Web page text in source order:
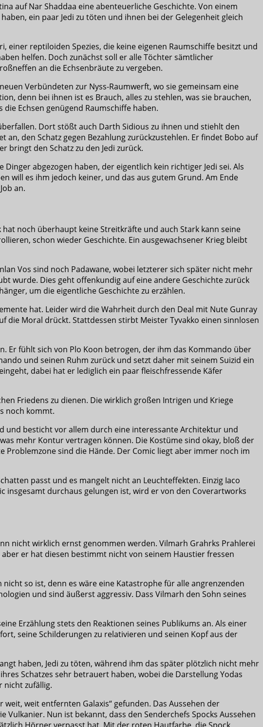
auf Nar Shaddaa eine abenteuerliche Geschichte. Von einem
ein paar Jedi zu töten und ihnen bei der Gelegenheit gleich
einer reptiloiden Spezies, die keine eigenen Raumschiffe besitzt und
helfen. Doch zunächst soll er alle Töchter sämtlicher
an die Echsenbräute zu vergeben.
Verbündeten zur Nyss-Raumwerft, wo sie gemeinsam eine
denn bei ihnen ist es Brauch, alles zu stehlen, was sie brauchen,
Echsen genügend Raumschiffe haben.
Dort stößt auch Darth Sidious zu ihnen und stiehlt den
den Schatz gegen Bezahlung zurückzustehlen. Er findet Bobo auf
bringt den Schatz zu den Jedi zurück.
abgezogen haben, der eigentlich kein richtiger Jedi sei. Als
will es ihm jedoch keiner, und das aus gutem Grund. Am Ende
an.
noch überhaupt keine Streitkräfte und auch Stark kann seine
schon wieder Geschichte. Ein ausgewachsener Krieg bleibt
Vos sind noch Padawane, wobei letzterer sich später nicht mehr
wurde. Dies geht offenkundig auf eine andere Geschichte zurück
um die eigentliche Geschichte zu erzählen.
hat. Leider wird die Wahrheit durch den Deal mit Nute Gunray
die Moral drückt. Stattdessen stirbt Meister Tyvakko einen sinnlosen
Er fühlt sich von Plo Koon betrogen, der ihm das Kommando über
und seinen Ruhm zurück und setzt daher mit seinem Suizid ein
dabei hat er lediglich ein paar fleischfressende Käfer
Friedens zu dienen. Die wirklich großen Intrigen und Kriege
noch kommt.
und besticht vor allem durch eine interessante Architektur und
mehr Kontur vertragen können. Die Kostüme sind okay, bloß der
sind die Hände. Der Comic liegt aber immer noch im
passt und es mangelt nicht an Leuchteffekten. Einzig Iaco
insgesamt durchaus gelungen ist, wird er von den Coverartworks
nicht wirklich ernst genommen werden. Vilmarh Grahrks Prahlerei
er hat diesen bestimmt nicht von seinem Haustier fressen
so ist, denn es wäre eine Katastrophe für alle angrenzenden
und sind äußerst aggressiv. Dass Vilmarh den Sohn seines
Erzählung stets den Reaktionen seines Publikums an. Als einer
seine Schilderungen zu relativieren und seinen Kopf aus der
haben, Jedi zu töten, während ihm das später plötzlich nicht mehr
Schatzes sehr betrauert haben, wobei die Darstellung Yodas
nicht zufällig.
weit entfernten Galaxis“ gefunden. Das Aussehen der
Vulkanier. Nun ist bekannt, dass den Senderchefs Spocks Aussehen
Hörner verpasst hat. Mit der roten Hautfarbe, die Spock